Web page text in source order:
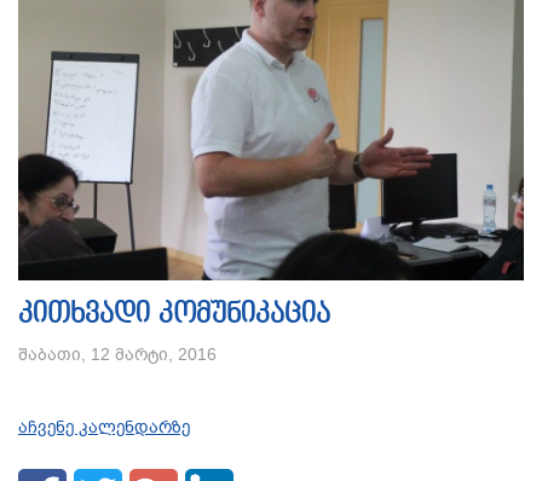
კითხვადი კომუნიკაცია
შაბათი, 12 მარტი, 2016
აჩვენე კალენდარზე